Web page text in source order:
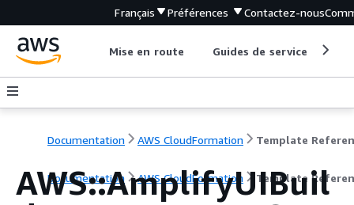
Français Préférences Contactez-nous
Mise en route Guides de service
Documentation AWS CloudFormation Template
Documentation AWS CloudFormation Template
AWS::AmplifyUIBuil